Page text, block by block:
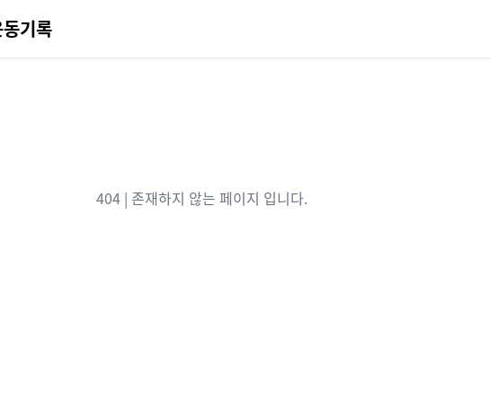
기록
404 | 존재하지 않는 페이지 입니다.